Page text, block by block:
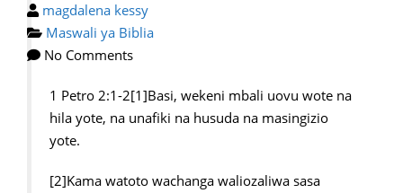
magdalena kessy
Maswali ya Biblia
No Comments
1 Petro 2:1-2[1]Basi, wekeni mbali uovu wote na
hila yote, na unafiki na husuda na masingizio
yote.
[2]Kama watoto wachanga waliozaliwa sasa